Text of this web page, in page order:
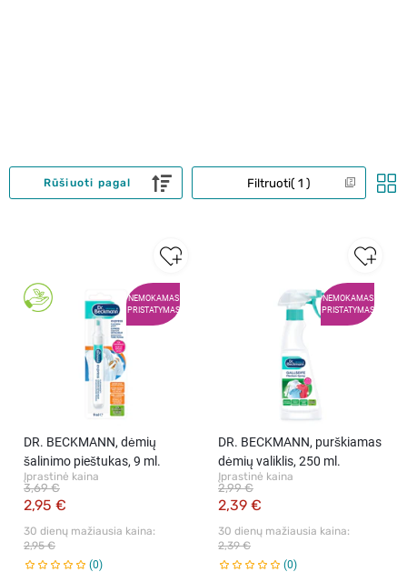
Filtruoti 1
Rūšiuoti pagal
NEMOKAMAS
PRISTATYMAS
DR. BECKMANN, dėmių
šalinimo pieštukas, 9 ml.
Įprastinė kaina
2,95 €
3,69 €
30 dienų mažiausia kaina:
2,95 €
0
NEMOKAMAS
PRISTATYMAS
DR. BECKMANN, purškiamas
dėmių valiklis, 250 ml.
Įprastinė kaina
2,39 €
2,99 €
30 dienų mažiausia kaina:
2,39 €
0